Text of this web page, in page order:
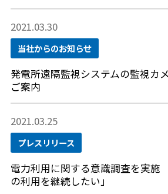
2021.03.30
当社からのお知らせ
発電所遠隔監視システムの監視カ
ご案内
2021.03.25
プレスリリース
電力利用に関する意識調査を実
の利用を継続したい」